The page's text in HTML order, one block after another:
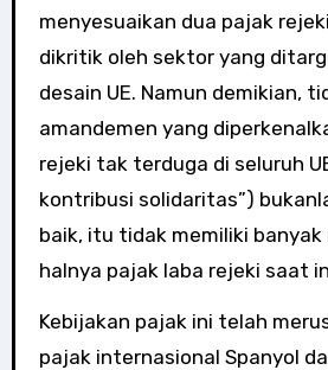
menyesuaikan dua pajak
dikritik oleh sektor yang
desain UE. Namun demikian,
amandemen yang
rejeki tak terduga di seluruh
kontribusi solidaritas”)
baik, itu tidak memiliki
halnya pajak laba rejeki saat
Kebijakan pajak ini telah
pajak internasional Spanyol